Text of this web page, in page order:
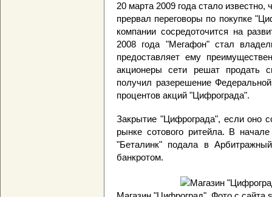
20 марта 2009 года стало
прервал переговоры по покупке
компании сосредоточится на
2008 года "Мегафон" стал
предоставляет ему
акционеры сети решат продать
получил разерешение
процентов акций "Цифрограда".
Закрытие "Цифрограда", если оно
рынке сотового ритейла. В
"Беталинк" подала в
банкротом.